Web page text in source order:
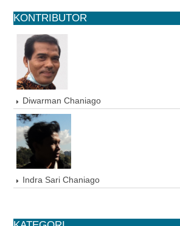
KONTRIBUTOR
Diwarman Chaniago
Indra Sari Chaniago